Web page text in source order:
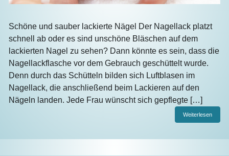
Schöne und sauber lackierte Nägel Der Nagellack platzt
schnell ab oder es sind unschöne Bläschen auf dem
lackierten Nagel zu sehen? Dann könnte es sein, dass die
Nagellackflasche vor dem Gebrauch geschüttelt wurde.
Denn durch das Schütteln bilden sich Luftblasen im
Nagellack, die anschließend beim Lackieren auf den
Nägeln landen. Jede Frau wünscht sich gepflegte […]
Weiterlesen